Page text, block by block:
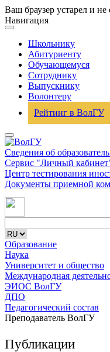
Ваш браузер устарел и
Навигация
Школьнику
Абитуриенту
Обучающемуся
Сотруднику
Выпускнику
Волонтеру
Рейтинг в ВолГУ
Сведения об
Сервис "Личный
Центр тестирования
Документы приемной
Образование
Наука
Университет и общество
Международная
ЭИОС ВолГУ
ДПО
Педагогический состав
Преподаватель ВолГУ
Публикации